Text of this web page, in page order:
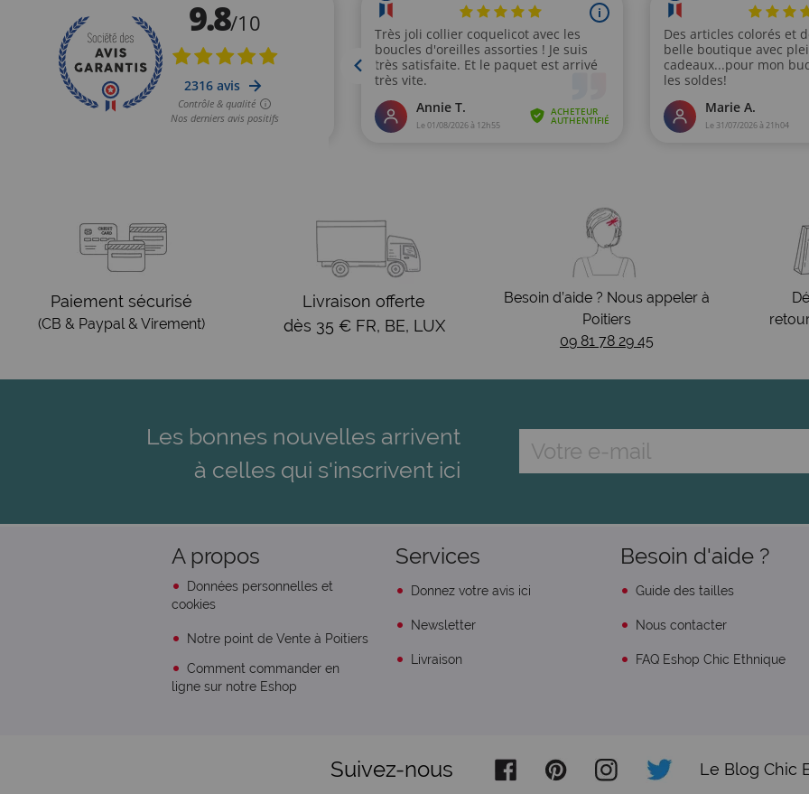
Paiement sécurisé
(CB & Paypal & Virement)
Livraison offerte
dès 35 € FR, BE, LUX
Besoin d’aide ? Nous appeler à
Poitiers
09 81 78 29 45
Les bonnes nouvelles arrivent
à celles qui s'inscrivent ici
A propos
Données personnelles et
cookies
Notre point de Vente à Poitiers
Comment commander en
ligne sur notre Eshop
Services
Donnez votre avis ici
Newsletter
Livraison
Besoin d'aide ?
Guide des tailles
Nous contacter
FAQ Eshop Chic Ethnique
Suivez-nous Le Blog Chic